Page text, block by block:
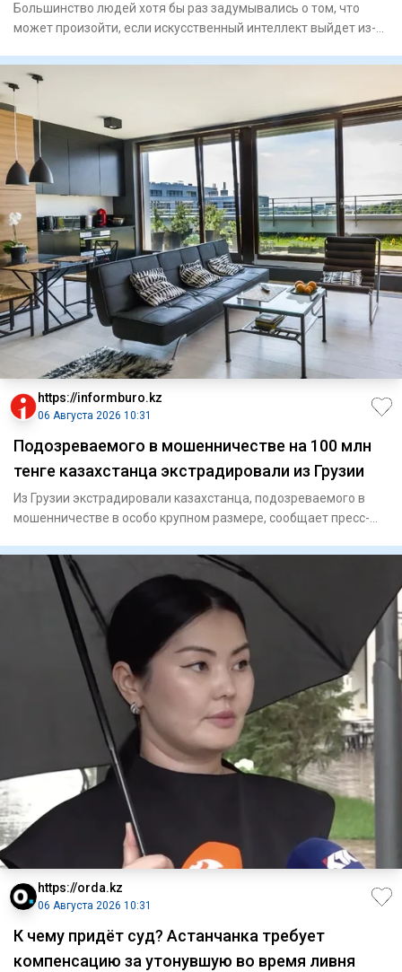
Большинство людей хотя бы раз задумывались о том, что
может произойти, если искусственный интеллект выйдет из-
https://informburo.kz
06 Августа 2026 10:31
Подозреваемого в мошенничестве на 100 млн
тенге казахстанца экстрадировали из Грузии
Из Грузии экстрадировали казахстанца, подозреваемого в
мошенничестве в особо крупном размере, сообщает пресс-
https://orda.kz
06 Августа 2026 10:31
К чему придёт суд? Астанчанка требует
компенсацию за утонувшую во время ливня